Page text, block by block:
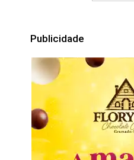
Publicidade